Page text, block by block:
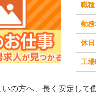
職種
勤務
休日
工場
いの方へ、長く安定し